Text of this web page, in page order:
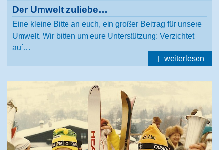
Der Umwelt zuliebe…
Eine kleine Bitte an euch, ein großer Beitrag für unsere
Umwelt. Wir bitten um eure Unterstützung: Verzichtet
auf…
weiterlesen